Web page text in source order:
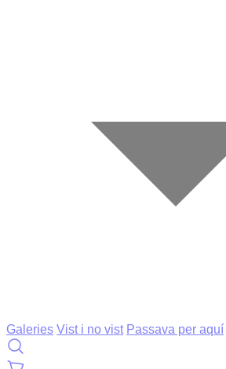
Galeries Vist i no vist Passava per aquí